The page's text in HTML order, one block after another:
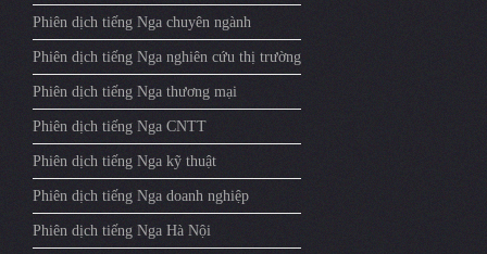
Phiên dịch tiếng Nga chuyên ngành
Phiên dịch tiếng Nga nghiên cứu thị trường
Phiên dịch tiếng Nga thương mại
Phiên dịch tiếng Nga CNTT
Phiên dịch tiếng Nga kỹ thuật
Phiên dịch tiếng Nga doanh nghiệp
Phiên dịch tiếng Nga Hà Nội